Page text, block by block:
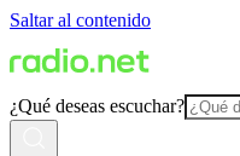
Saltar al contenido
¿Qué deseas escuchar?